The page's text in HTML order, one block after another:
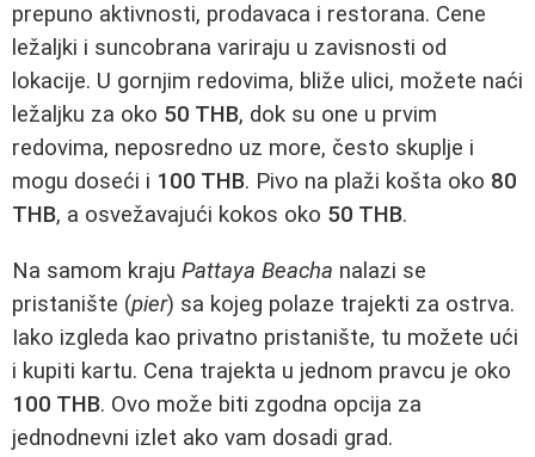
prepuno aktivnosti, prodavaca i restorana. Cene
ležaljki i suncobrana variraju u zavisnosti od
lokacije. U gornjim redovima, bliže ulici, možete naći
ležaljku za oko 50 THB, dok su one u prvim
redovima, neposredno uz more, često skuplje i
mogu doseći i 100 THB. Pivo na plaži košta oko 80
THB, a osvežavajući kokos oko 50 THB.
Na samom kraju Pattaya Beacha nalazi se
pristanište (pier) sa kojeg polaze trajekti za ostrva.
Iako izgleda kao privatno pristanište, tu možete ući
i kupiti kartu. Cena trajekta u jednom pravcu je oko
100 THB. Ovo može biti zgodna opcija za
jednodnevni izlet ako vam dosadi grad.